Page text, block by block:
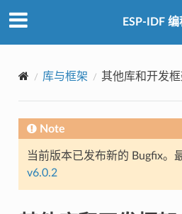
ESP-IDF
库与框架 其他库和开发框
Note
当前版本已发布新的 Bugfix。
v6.0.2